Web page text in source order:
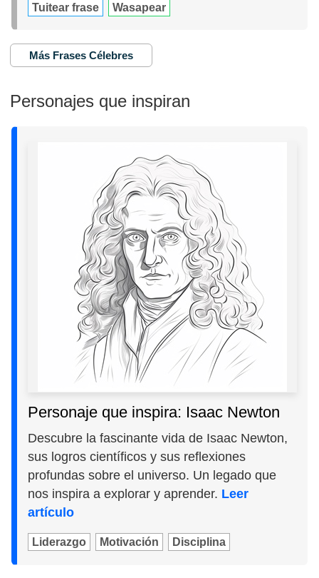
Tuitear frase Wasapear
Más Frases Célebres
Personajes que inspiran
Personaje que inspira: Isaac Newton
Descubre la fascinante vida de Isaac Newton,
sus logros científicos y sus reflexiones
profundas sobre el universo. Un legado que
nos inspira a explorar y aprender. Leer
artículo
Liderazgo Motivación Disciplina